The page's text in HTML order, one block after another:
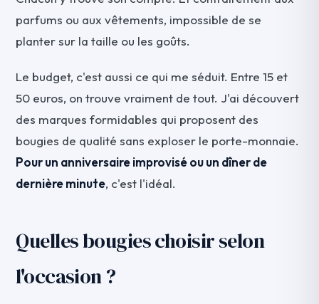
parfums ou aux vêtements, impossible de se
planter sur la taille ou les goûts.
Le budget, c'est aussi ce qui me séduit. Entre 15 et
50 euros, on trouve vraiment de tout. J'ai découvert
des marques formidables qui proposent des
bougies de qualité sans exploser le porte-monnaie.
Pour un anniversaire improvisé ou un dîner de
dernière minute, c'est l'idéal.
Quelles bougies choisir selon
l'occasion ?